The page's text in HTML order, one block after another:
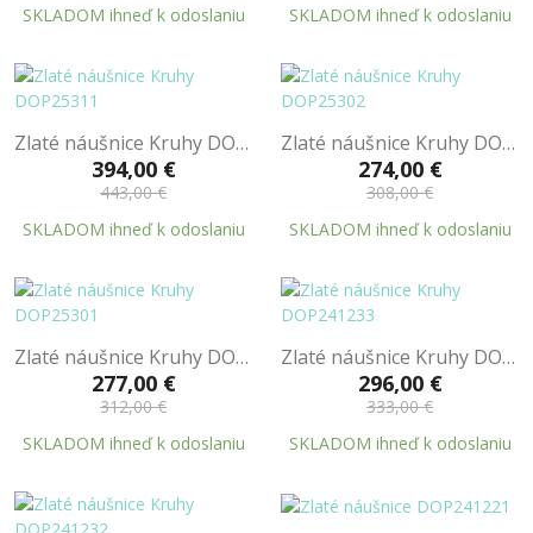
SKLADOM ihneď k odoslaniu
SKLADOM ihneď k odoslaniu
Zlaté náušnice Kruhy DOP25311
394,00 €
443,00 €
SKLADOM ihneď k odoslaniu
Zlaté náušnice Kruhy DOP25302
274,00 €
308,00 €
SKLADOM ihneď k odoslaniu
Zlaté náušnice Kruhy DOP25301
277,00 €
312,00 €
SKLADOM ihneď k odoslaniu
Zlaté náušnice Kruhy DOP241233
296,00 €
333,00 €
SKLADOM ihneď k odoslaniu